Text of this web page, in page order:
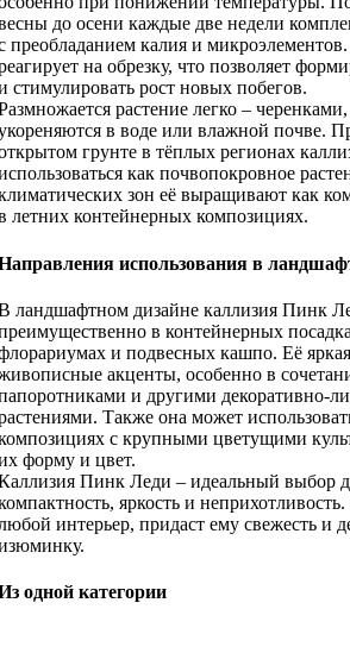
до осени каждые две недели
преобладанием калия и
на обрезку, что позволяет
стимулировать рост новых побегов.
растение легко –
в воде или влажной почве.
грунте в тёплых регионах
как почвопокровное
зон её выращивают как
летних контейнерных композициях.
использования в
ландшафтном дизайне каллизия Пинк
в контейнерных
и подвесных кашпо. Её яркая
акценты, особенно в
и другими декоративно-
Также она может
с крупными цветущими
форму и цвет.
Пинк Леди – идеальный выбор
яркость и
интерьер, придаст ему свежесть и
одной категории